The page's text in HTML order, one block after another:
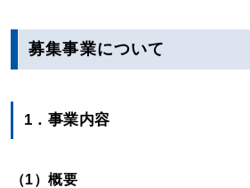
募集事業について
1．事業内容
（1）概要